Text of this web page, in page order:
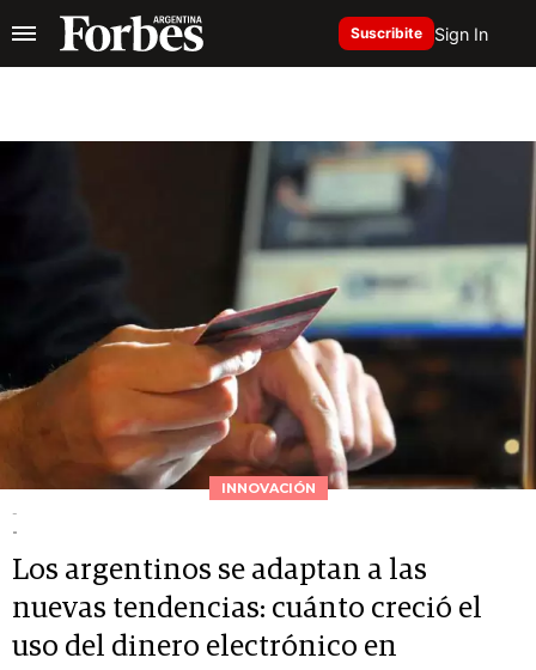
Suscribite Sign In
INNOVACIÓN
-
-
Los argentinos se adaptan a las
nuevas tendencias: cuánto creció el
uso del dinero electrónico en